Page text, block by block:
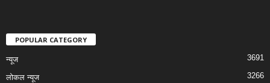
POPULAR CATEGORY
न्यूज 3691
लोकल न्यूज 3266